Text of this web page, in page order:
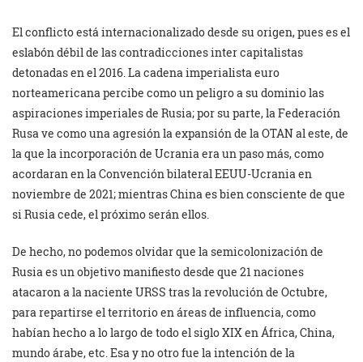
El conflicto está internacionalizado desde su origen, pues es el
eslabón débil de las contradicciones inter capitalistas
detonadas en el 2016. La cadena imperialista euro
norteamericana percibe como un peligro a su dominio las
aspiraciones imperiales de Rusia; por su parte, la Federación
Rusa ve como una agresión la expansión de la OTAN al este, de
la que la incorporación de Ucrania era un paso más, como
acordaran en la Convención bilateral EEUU-Ucrania en
noviembre de 2021; mientras China es bien consciente de que
si Rusia cede, el próximo serán ellos.
De hecho, no podemos olvidar que la semicolonización de
Rusia es un objetivo manifiesto desde que 21 naciones
atacaron a la naciente URSS tras la revolución de Octubre,
para repartirse el territorio en áreas de influencia, como
habían hecho a lo largo de todo el siglo XIX en África, China,
mundo árabe, etc. Esa y no otro fue la intención de la